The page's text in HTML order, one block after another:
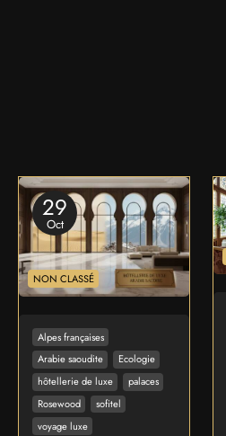
29
Oct
NON CLASSÉ
Alpes françaises
Arabie saoudite
Ecologie
hôtellerie de luxe
palaces
Rosewood
sofitel
voyage luxe